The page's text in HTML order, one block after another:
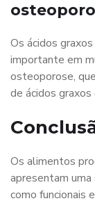
Os ácidos
importante em
osteoporose,
de ácidos
Os alimentos
apresentam
como funcionais